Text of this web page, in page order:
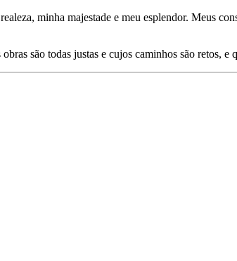
minha majestade e meu esplendor. Meus
são todas justas e cujos caminhos são retos,